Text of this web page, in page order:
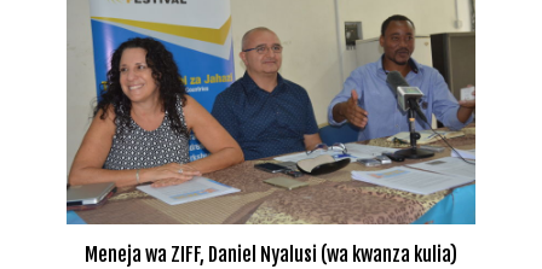
Meneja wa ZIFF, Daniel Nyalusi (wa kwanza kulia)